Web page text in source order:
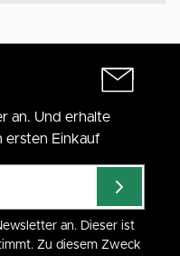
an. Und erhalte
ersten Einkauf
an. Dieser ist
Zu diesem Zweck